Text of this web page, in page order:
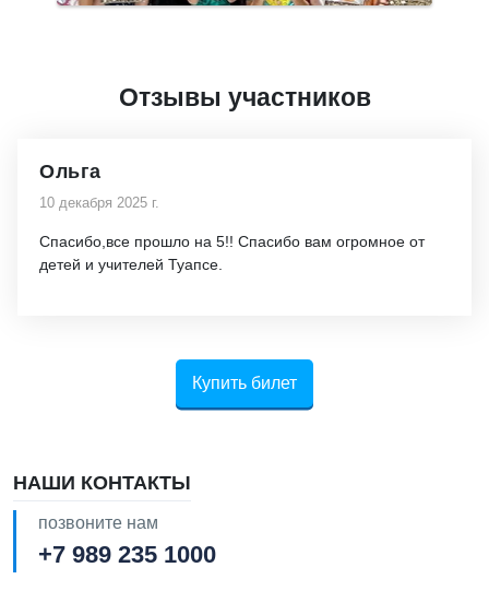
Отзывы участников
Ольга
10 декабря 2025 г.
Спасибо,все прошло на 5!! Спасибо вам огромное от
детей и учителей Туапсе.
Купить билет
НАШИ КОНТАКТЫ
позвоните нам
+7 989 235 1000